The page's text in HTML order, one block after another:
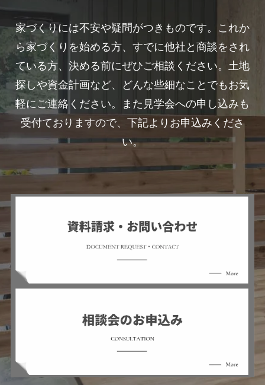
家づくりには不安や疑問がつきものです。これか
ら家づくりを始める方、すでに他社と商談をされ
ている方、決める前にぜひご相談ください。土地
探しや資金計画など、どんな些細なことでもお気
軽にご連絡ください。また見学会への申し込みも
受付ておりますので、下記よりお申込みくださ
い。